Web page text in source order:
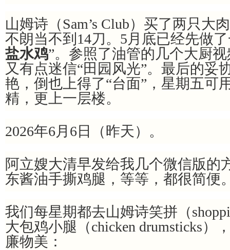
山姆诗（Sam’s Club）买了两只大
不朗当不到14刀。5月底已经先做
盐水鸡”。参照了油管的几个大厨
又有点迷信“田园风光”。最后的妥
艳，倒也上得了“台面”，星期五可
精，更上一层楼。
2026年6月6日（昨天）。
阿立嫂大清早发给我几个微信版的
东酱油手撕鸡腿，等等，都很简便
我们每星期都去山姆诗笑拼（
大包鸡小腿（chicken drumsticks）
廉物美：